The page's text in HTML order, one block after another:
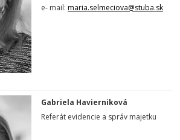
e- mail: maria.selmeciova@stuba.sk
Gabriela Havierniková
Referát evidencie a správ majetku